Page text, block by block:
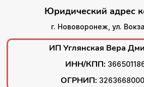
Юридический адрес
г. Нововоронеж, ул.
ИП Углянская Вера
ИНН/КПП:
ОГРНИП: